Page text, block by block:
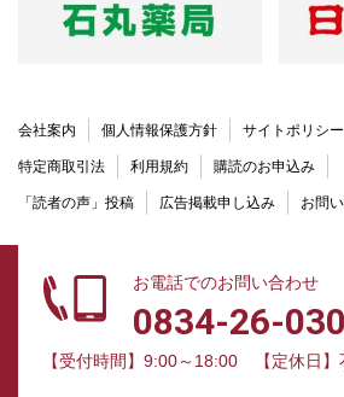
会社案内 個人情報保護方針 サイトポリシー
特定商取引法 利用規約 購読のお申込み
「読者の声」投稿 広告掲載申し込み お問
お電話でのお問い合わせ
0834-26-
【受付時間】9:00～18:00 【定休日